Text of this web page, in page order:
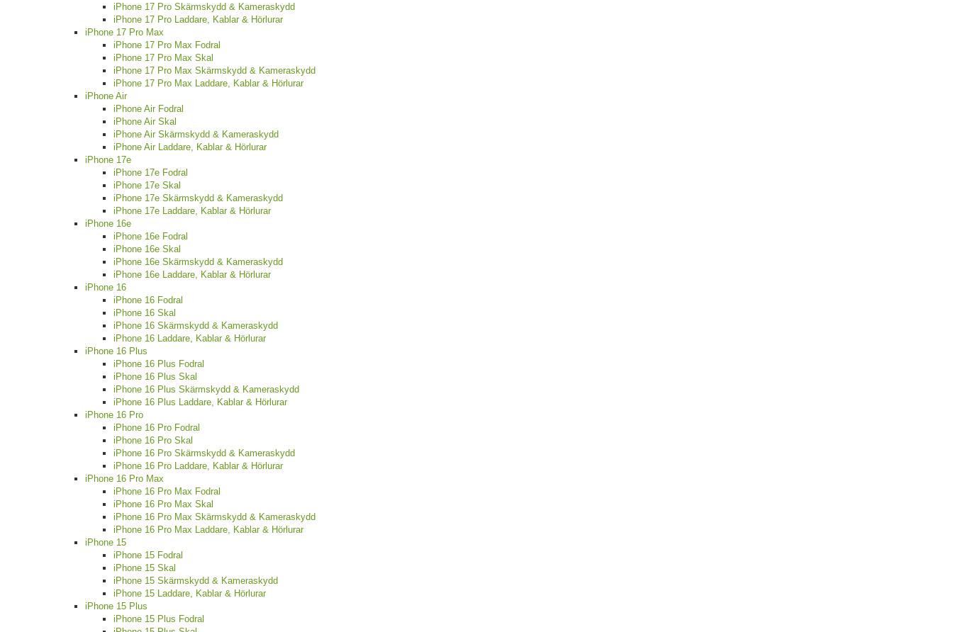
iPhone 17 Pro Skärmskydd & Kameraskydd
iPhone 17 Pro Laddare, Kablar & Hörlurar
iPhone 17 Pro Max
iPhone 17 Pro Max Fodral
iPhone 17 Pro Max Skal
iPhone 17 Pro Max Skärmskydd & Kameraskydd
iPhone 17 Pro Max Laddare, Kablar & Hörlurar
iPhone Air
iPhone Air Fodral
iPhone Air Skal
iPhone Air Skärmskydd & Kameraskydd
iPhone Air Laddare, Kablar & Hörlurar
iPhone 17e
iPhone 17e Fodral
iPhone 17e Skal
iPhone 17e Skärmskydd & Kameraskydd
iPhone 17e Laddare, Kablar & Hörlurar
iPhone 16e
iPhone 16e Fodral
iPhone 16e Skal
iPhone 16e Skärmskydd & Kameraskydd
iPhone 16e Laddare, Kablar & Hörlurar
iPhone 16
iPhone 16 Fodral
iPhone 16 Skal
iPhone 16 Skärmskydd & Kameraskydd
iPhone 16 Laddare, Kablar & Hörlurar
iPhone 16 Plus
iPhone 16 Plus Fodral
iPhone 16 Plus Skal
iPhone 16 Plus Skärmskydd & Kameraskydd
iPhone 16 Plus Laddare, Kablar & Hörlurar
iPhone 16 Pro
iPhone 16 Pro Fodral
iPhone 16 Pro Skal
iPhone 16 Pro Skärmskydd & Kameraskydd
iPhone 16 Pro Laddare, Kablar & Hörlurar
iPhone 16 Pro Max
iPhone 16 Pro Max Fodral
iPhone 16 Pro Max Skal
iPhone 16 Pro Max Skärmskydd & Kameraskydd
iPhone 16 Pro Max Laddare, Kablar & Hörlurar
iPhone 15
iPhone 15 Fodral
iPhone 15 Skal
iPhone 15 Skärmskydd & Kameraskydd
iPhone 15 Laddare, Kablar & Hörlurar
iPhone 15 Plus
iPhone 15 Plus Fodral